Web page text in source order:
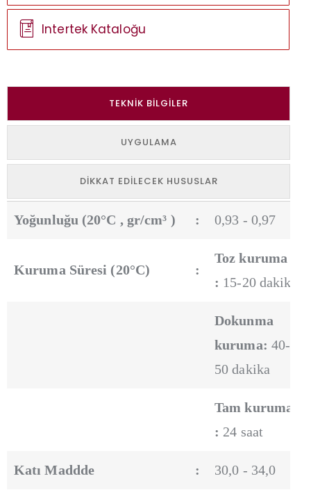
Intertek Kataloğu
TEKNIK BILGILER
UYGULAMA
DIKKAT EDILECEK HUSUSLAR
Yoğunluğu (20°C , gr/cm³ ) : 0,93 - 0,97
Kuruma Süresi (20°C) :
Toz kuruma
: 15-20 dakika
Dokunma
kuruma: 40-
50 dakika
Tam kuruma
: 24 saat
Katı Maddde : 30,0 - 34,0